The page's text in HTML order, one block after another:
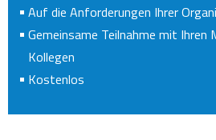
Auf die Anforderungen Ihrer
Gemeinsame Teilnahme mit Ihren
Kollegen
Kostenlos